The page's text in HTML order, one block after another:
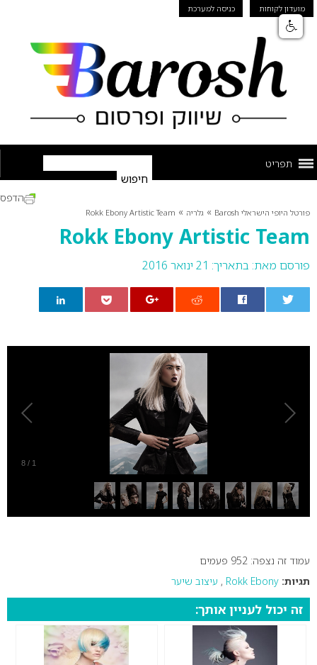
מועדון לקוחות כניסה למערכת
תפריט
פורטל היופי הישראלי Barosh » גלריה »
Rokk Ebony Artistic Team
Rokk Ebony Artistic Team
פורסם מאת: בתאריך: 21 ינואר 2016
הדפס
1
/
8
עמוד זה נצפה: 952 פעמים
תגיות: Rokk Ebony
, עיצוב שיער
זה יכול לעניין אותך: